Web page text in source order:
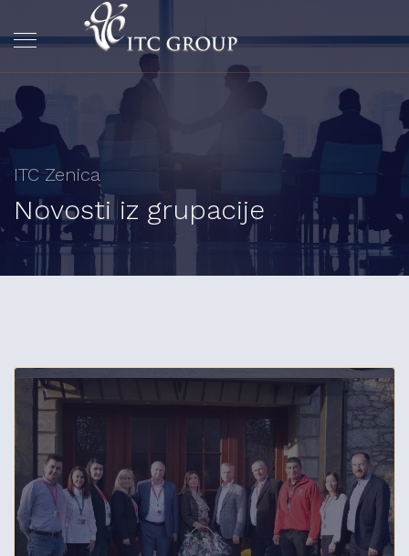
ITC Zenica
Novosti iz grupacije